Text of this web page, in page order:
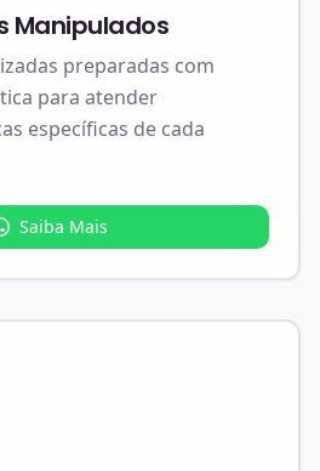
Manipulados
preparadas com
para atender
específicas de cada
Saiba Mais